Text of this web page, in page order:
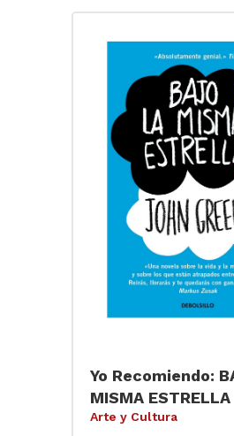
Yo Recomiendo:
MISMA ESTRELLA
Arte y Cultura